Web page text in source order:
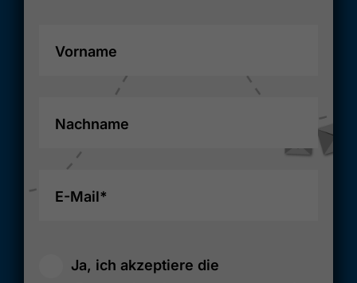
Vorname
Nachname
E-Mail*
Ja, ich akzeptiere die